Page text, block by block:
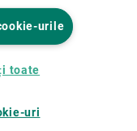
urile
toate
uri